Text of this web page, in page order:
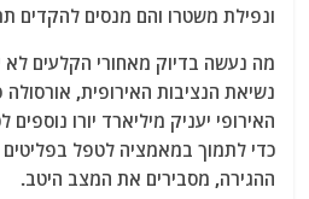
ונפילת משטרו והם מנסים להקדים
מה נעשה בדיוק מאחורי הקלעים
נשיאת הנציבות האירופית, אורסולה
כדי לתמוך במאמציה לטפל בפליטים
ההגירה, מסבירים את המצב היטב.